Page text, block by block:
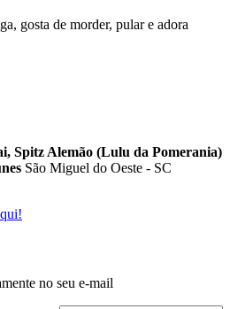
gosta de morder, pular e adora
Spitz Alemão (Lulu da Pomerania)
São Miguel do Oeste - SC
no seu e-mail